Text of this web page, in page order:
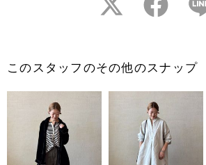
このスタッフのその他のスナップ